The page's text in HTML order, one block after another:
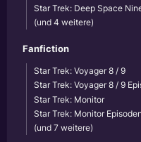
Star Trek: Deep Space
(und 4 weitere)
Fanfiction
Star Trek: Voyager 8 / 9
Star Trek: Voyager 8 / 9
Star Trek: Monitor
Star Trek: Monitor Episoden
(und 7 weitere)